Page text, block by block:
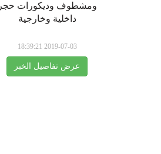
ومشطوف وديكورات حجر
داخلية وخارجية
2019-07-03 18:39:21
عرض تفاصيل الخبر